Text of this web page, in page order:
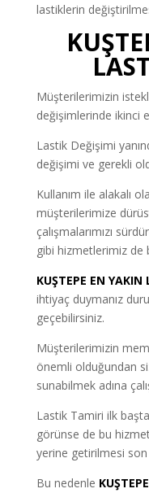
lastiklerin
Müşterilerimizin
değişimlerinde ikinci
Lastik Değişimi
değişimi ve gerekli
Kullanım ile alakalı
müşterilerimize
çalışmalarımızı
gibi hizmetlerimiz de
KUŞTEPE EN YAKIN
ihtiyaç duymanız
geçebilirsiniz.
Müşterilerimizin
önemli olduğundan
sunabilmek adına
Lastik Tamiri ilk
görünse de bu
yerine getirilmesi
Bu nedenle